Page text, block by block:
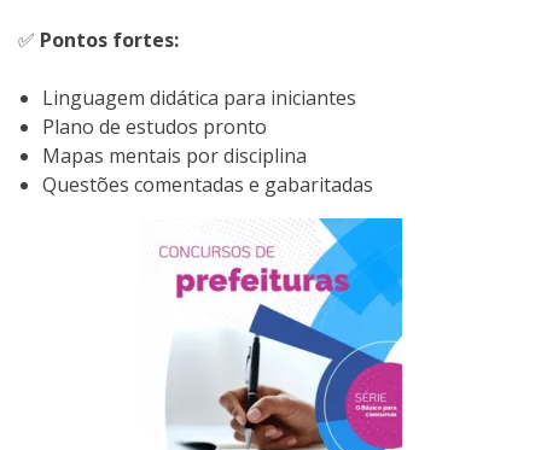
✅ Pontos fortes:
Linguagem didática para iniciantes
Plano de estudos pronto
Mapas mentais por disciplina
Questões comentadas e gabaritadas